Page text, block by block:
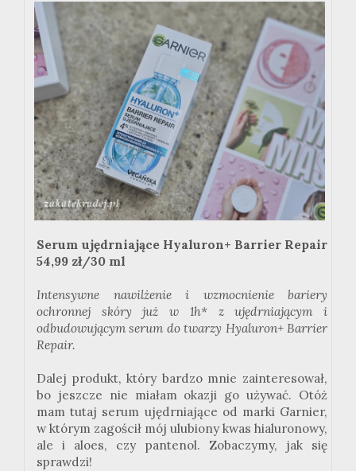
Serum ujędrniające Hyaluron+ Barrier Repair
54,99 zł/30 ml
Intensywne nawilżenie i wzmocnienie bariery
ochronnej skóry już w 1h* z ujędrniającym i
odbudowującym serum do twarzy Hyaluron+Barrier
Repair.
Dalej produkt, który bardzo mnie zainteresował,
bo jeszcze nie miałam okazji go używać. Otóż
mam tutaj serum ujędrniające od marki Garnier,
w którym zagościł mój ulubiony kwas hialuronowy,
ale i aloes, czy pantenol. Zobaczymy, jak się
sprawdzi!